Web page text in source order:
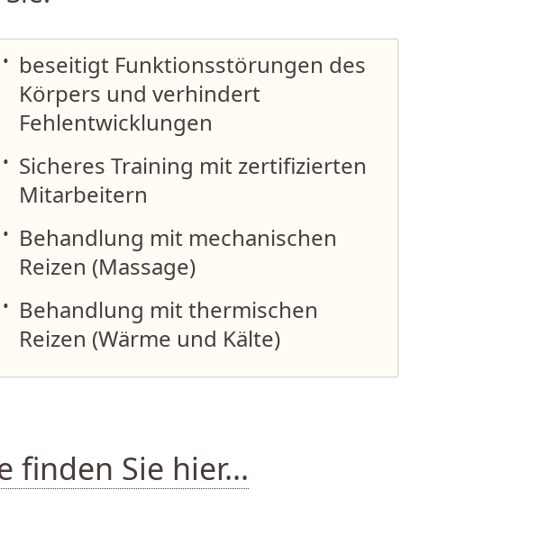
• beseitigt Funktionsstörungen des
Körpers undverhindert
Fehlentwicklungen
• Sicheres Training mit zertifizierten
Mitarbeitern
• Behandlung mit mechanischen
Reizen (Massage)
• Behandlung mit thermischen
Reizen (Wärme und Kälte)
finden Sie hier...